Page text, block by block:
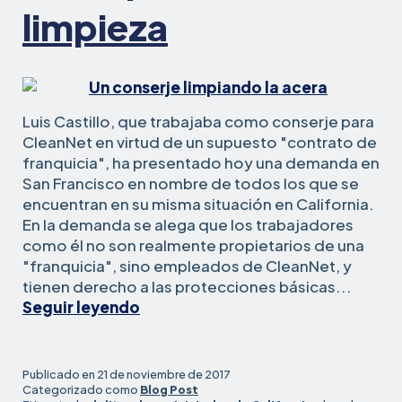
limpieza
Luis Castillo, que trabajaba como conserje para
CleanNet en virtud de un supuesto "contrato de
franquicia", ha presentado hoy una demanda en
San Francisco en nombre de todos los que se
encuentran en su misma situación en California.
En la demanda se alega que los trabajadores
como él no son realmente propietarios de una
"franquicia", sino empleados de CleanNet, y
tienen derecho a las protecciones básicas...
Seguir leyendo
violaciones
salariales
Publicado en 21 de noviembre de 2017
Categorizado como Blog Post